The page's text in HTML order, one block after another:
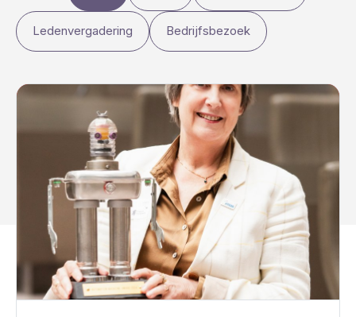
Ledenvergadering Bedrijfsbezoek